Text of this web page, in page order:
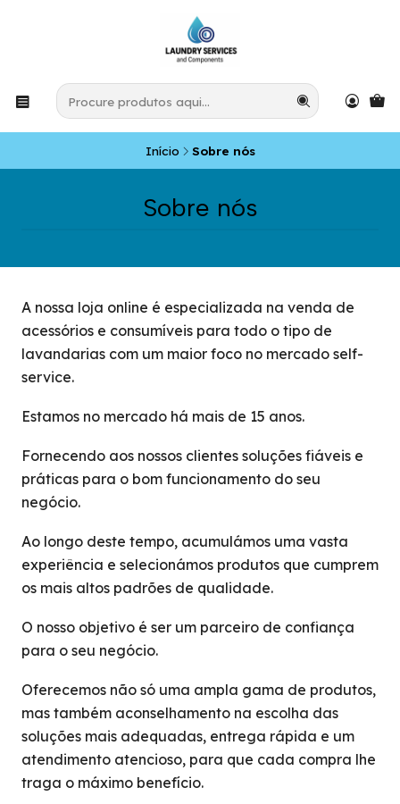
Início Sobre nós
Sobre nós
A nossa loja online é especializada na venda de
acessórios e consumíveis para todo o tipo de
lavandarias com um maior foco no mercado self-
service.
Estamos no mercado há mais de 15 anos.
Fornecendo aos nossos clientes soluções fiáveis e
práticas para o bom funcionamento do seu
negócio.
Ao longo deste tempo, acumulámos uma vasta
experiência e selecionámos produtos que cumprem
os mais altos padrões de qualidade.
O nosso objetivo é ser um parceiro de confiança
para o seu negócio.
Oferecemos não só uma ampla gama de produtos,
mas também aconselhamento na escolha das
soluções mais adequadas, entrega rápida e um
atendimento atencioso, para que cada compra lhe
traga o máximo benefício.